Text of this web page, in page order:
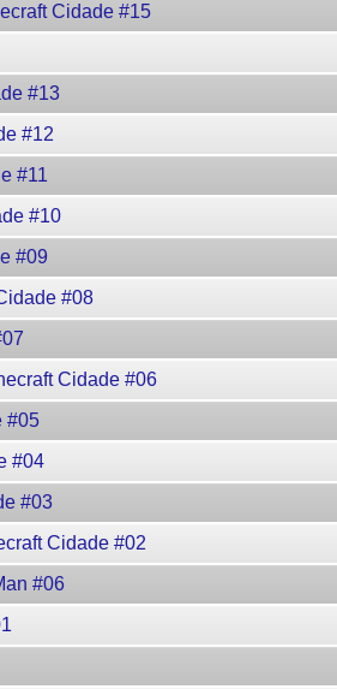
Cidade #15
#13
#12
#11
#10
#09
#08
Cidade #06
#05
#04
#03
Cidade #02
#06